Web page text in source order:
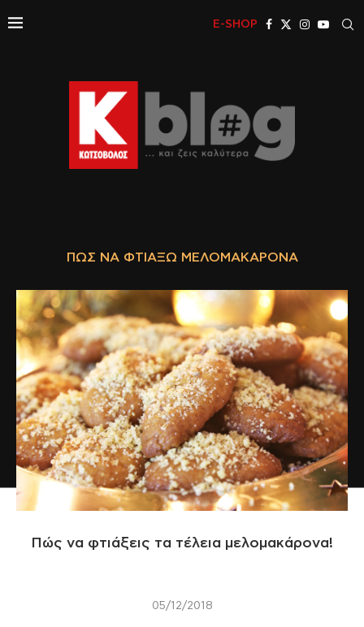
E-SHOP
ΠΏΣ ΝΑ ΦΤΙΆΞΩ ΜΕΛΟΜΑΚΆΡΟΝΑ
Πώς να φτιάξεις τα τέλεια μελομακάρονα!
05/12/2018